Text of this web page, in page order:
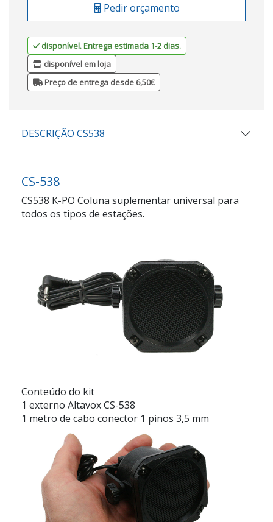
Pedir orçamento
disponível. Entrega estimada 1-2 dias.
disponível em loja
Preço de entrega desde 6,50€
DESCRIÇÃO CS538
CS-538
CS538 K-PO Coluna suplementar universal para
todos os tipos de estações.
Conteúdo do kit
1 externo Altavox CS-538
1 metro de cabo conector 1 pinos 3,5 mm